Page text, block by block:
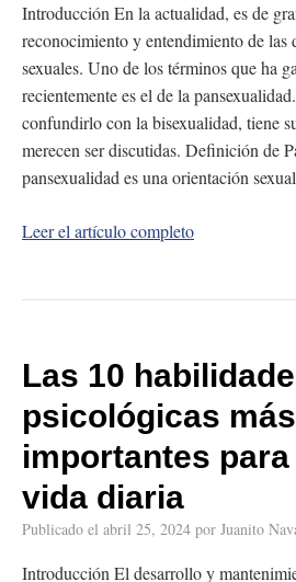
Introducción En la actualidad, es de
reconocimiento y entendimiento de las
sexuales. Uno de los términos que ha
recientemente es el de la
confundirlo con la bisexualidad, tiene
merecen ser discutidas. Definición de
pansexualidad es una orientación
Leer el artículo completo
Las 10
psicológicas más
importantes
vida diaria
Publicado el abril 25, 2024 por Juanito
Introducción El desarrollo y